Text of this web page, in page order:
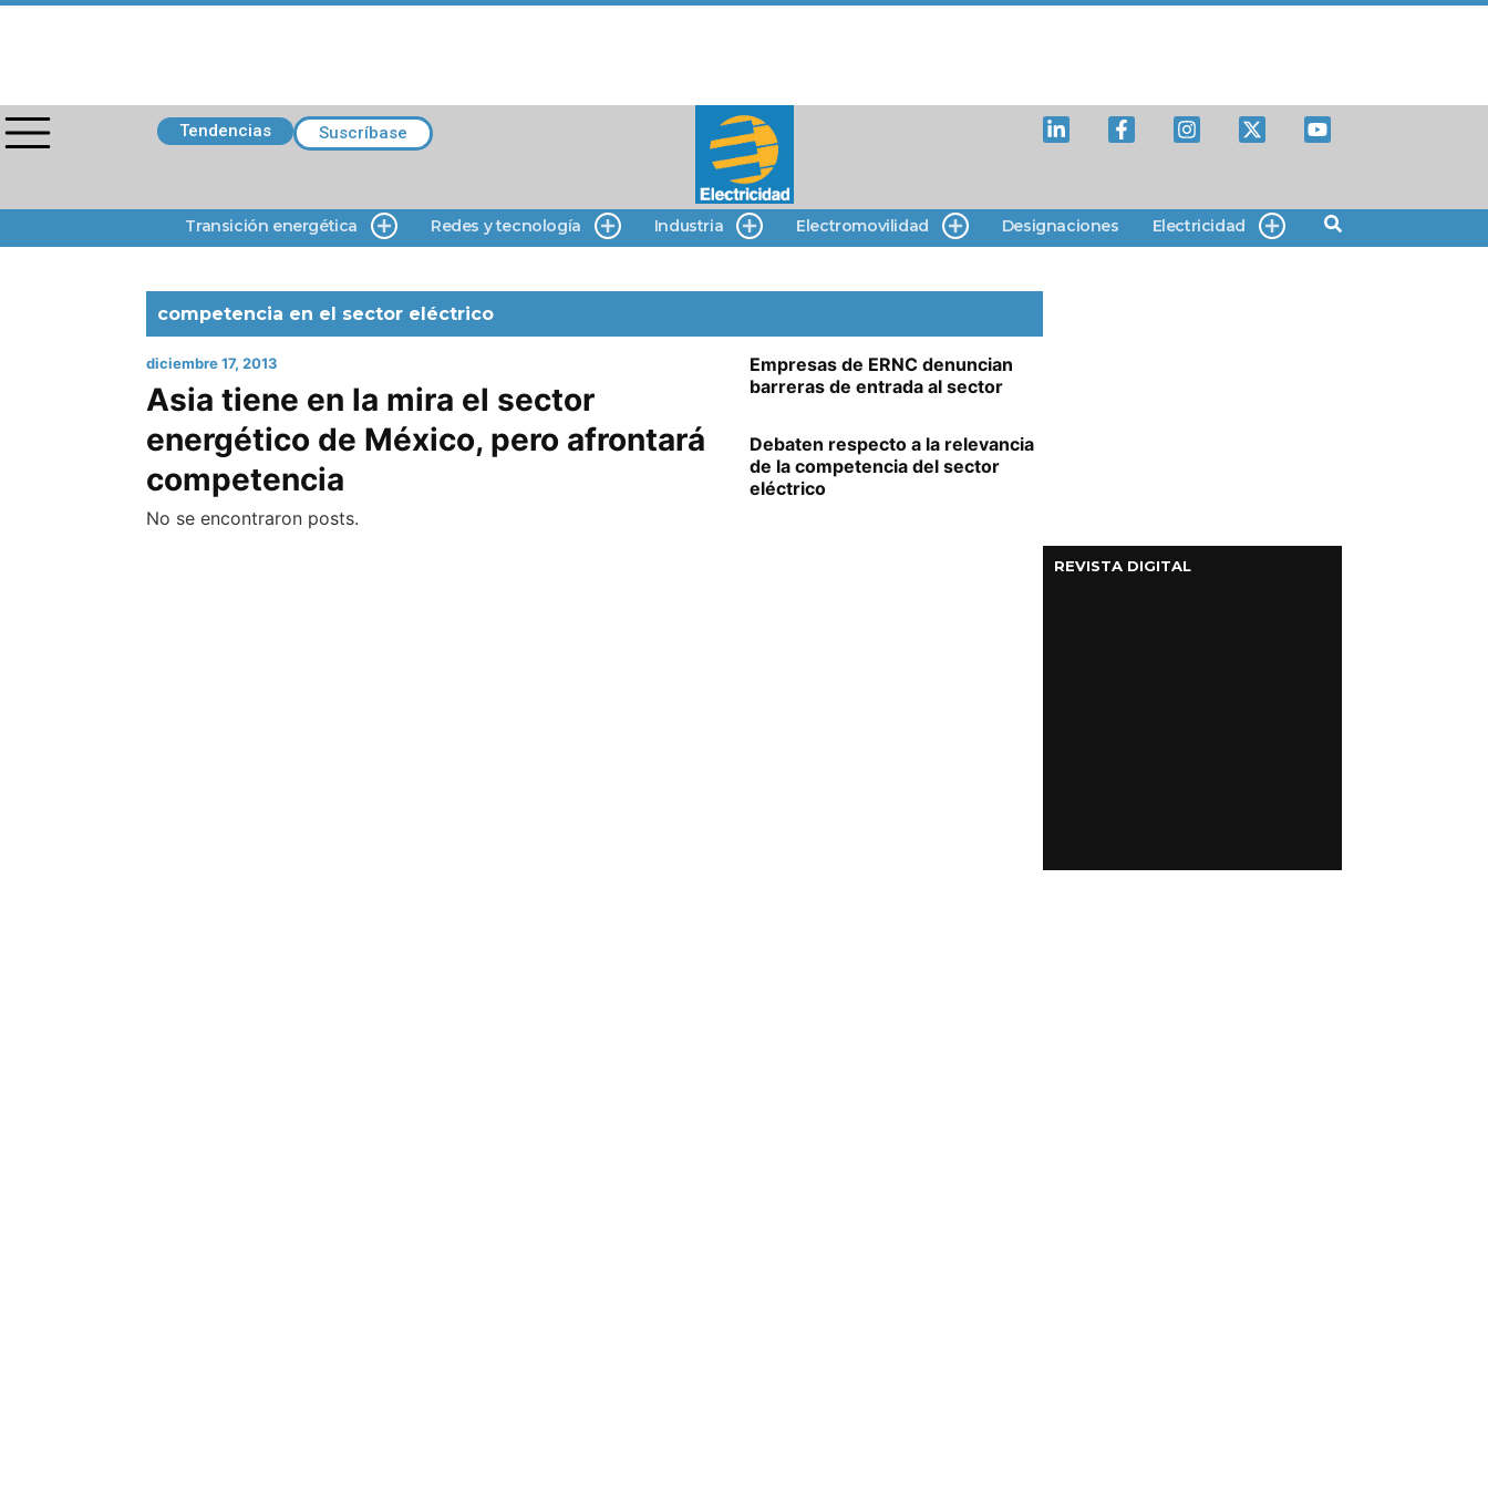
Tendencias Suscríbase
Transición energética Redes y tecnología Industria Electromovilidad Designaciones Electricidad
competencia en el sector eléctrico
diciembre 17, 2013
Asia tiene en la mira el sector
energético de México, pero afrontará
competencia
Empresas de ERNC denuncian
barreras de entrada al sector
Debaten respecto a la relevancia
de la competencia del sector
eléctrico
No se encontraron posts.
REVISTA DIGITAL